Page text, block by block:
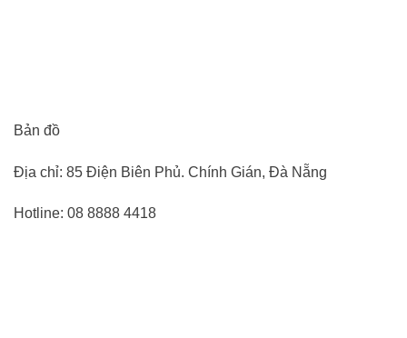
Bản đồ
Địa chỉ: 85 Điện Biên Phủ. Chính Gián, Đà Nẵng
Hotline: 08 8888 4418